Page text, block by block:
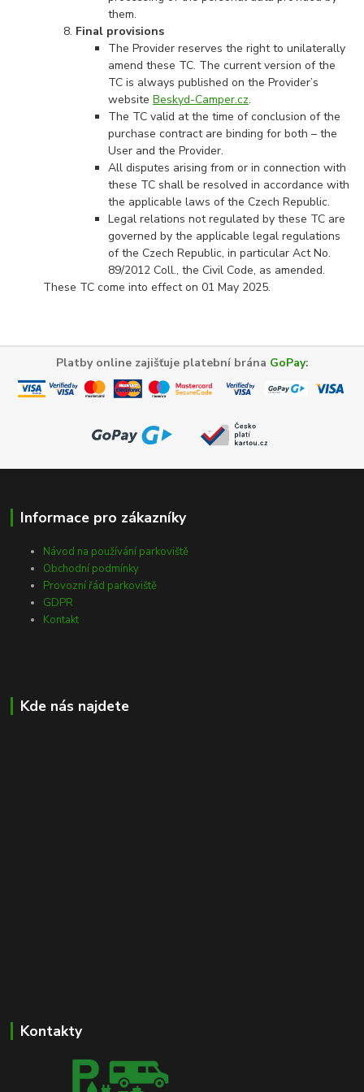
them.
Final provisions
The Provider reserves the right to unilaterally
amend these TC. The current version of the
TC is always published on the Provider’s
websiteBeskyd-Camper.cz.
The TC valid at the time of conclusion of the
purchase contract are binding for both – the
User and the Provider.
All disputes arising from or in connection with
these TC shall be resolved in accordance with
the applicable laws of the Czech Republic.
Legal relations not regulated by these TC are
governed by the applicable legal regulations
of the Czech Republic, in particular Act No.
89/2012 Coll., the Civil Code, as amended.
These TC come into effect on 01 May 2025.
Platby online zajišťuje platební brána GoPay:
Informace pro zákazníky
Návod na používání parkoviště
Obchodní podmínky
Provozní řád parkoviště
GDPR
Kontakt
Kde nás najdete
Kontakty